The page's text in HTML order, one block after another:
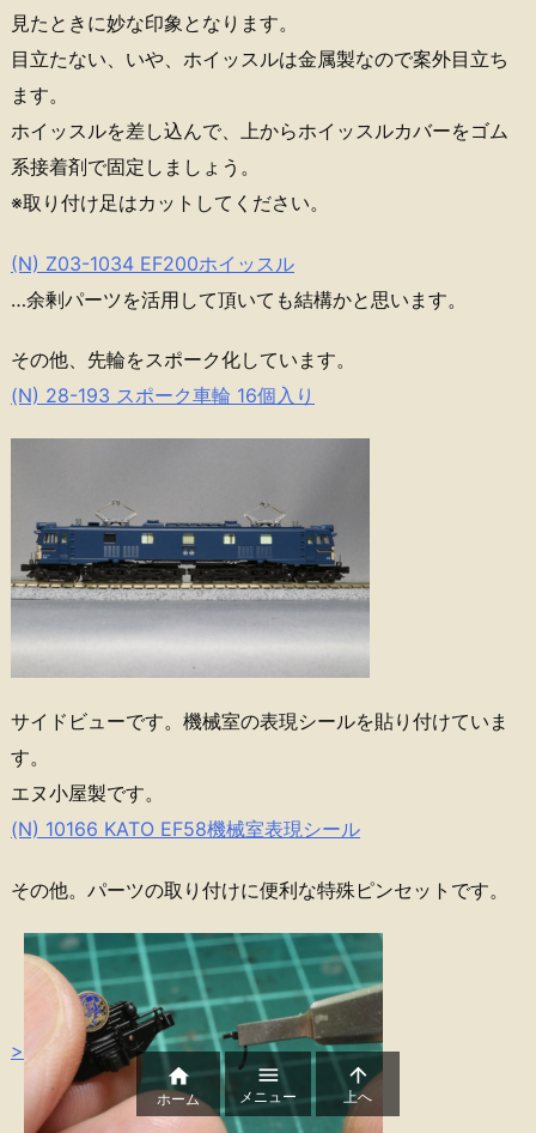
見たときに妙な印象となります。
目立たない、いや、ホイッスルは金属製なので案外目立ち
ます。
ホイッスルを差し込んで、上からホイッスルカバーをゴム
系接着剤で固定しましょう。
※取り付け足はカットしてください。
(N) Z03-1034 EF200ホイッスル
…余剰パーツを活用して頂いても結構かと思います。
その他、先輪をスポーク化しています。
(N) 28-193 スポーク車輪 16個入り
サイドビューです。機械室の表現シールを貼り付けていま
す。
エヌ小屋製です。
(N) 10166 KATO EF58機械室表現シール
その他。パーツの取り付けに便利な特殊ピンセットです。
>

ホーム

メニュー

上へ